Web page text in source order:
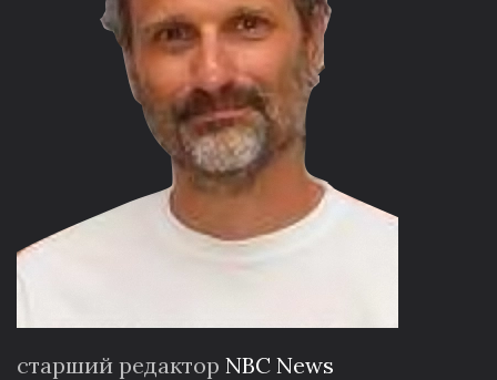
старший редактор NBC News